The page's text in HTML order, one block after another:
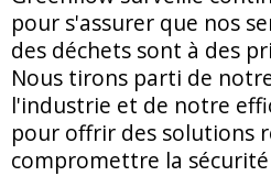
pour s'assurer que nos
des déchets sont à des
Nous tirons parti de
l'industrie et de notre
pour offrir des solutions
compromettre la